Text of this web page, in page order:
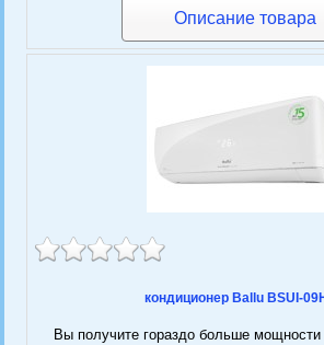
Описание товара
кондиционер Ballu BSUI-
Вы получите гораздо больше